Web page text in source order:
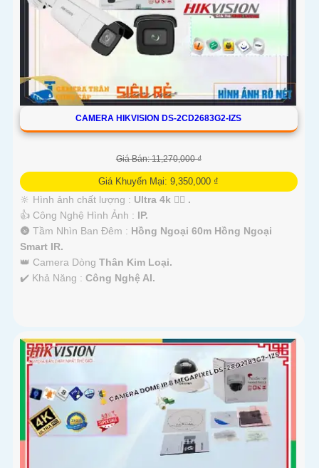
CAMERA HIKVISION DS-2CD2683G2-IZS
Giá Bán: 11,270,000 ₫
Giá Khuyến Mại: 9,350,000 ₫
🔆 Hình ảnh chất lượng : Ultra 4k 👍🏾 .
👍 Công Nghệ Hình Ảnh : IP.
🌚 Tầm Nhìn Ban Đêm : Hồng Ngoại 60m Hồng Ngoại
Smart IR.
👑 Camera Dòng Thân Kim Loại.
️✔️ Khả Năng : Công Nghệ AI.